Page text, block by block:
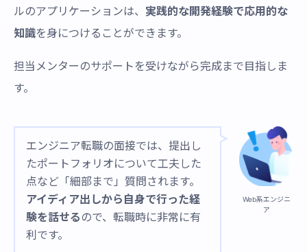
ルのアプリケーションは、 実践的な開発経験で応用的な
知識を身につけることができます。
担当メンターのサポートを受けながら完成まで目指しま
す。
エンジニア転職の面接では、提出し
たポートフォリオについて工夫した
点など「細部まで」質問されます。
アイディア出しから自身で行った経
験を話せる ので、転職時に非常に有
利です。
Web系エンジニ
ア